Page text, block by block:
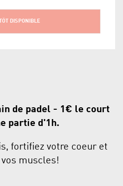
DISPONIBLE
de padel - 1€ le court
partie d'1h.
fortifiez votre coeur et
muscles!